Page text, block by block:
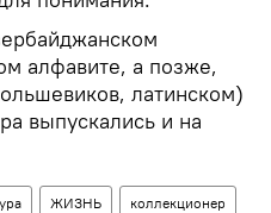
алфавите, а позже,
латинском)
выпускались и на
ЖИЗНЬ коллекционер